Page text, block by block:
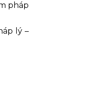
pháp
lý –